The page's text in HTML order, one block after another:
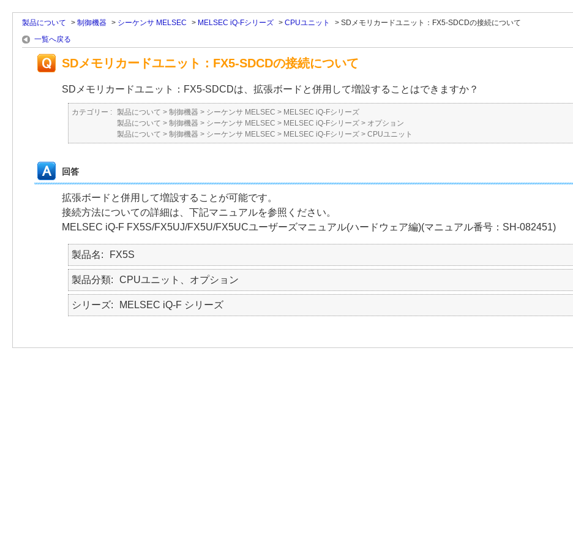
製品について > 制御機器 > シーケンサ MELSEC > MELSEC iQ-Fシリーズ > CPUユニット > SDメモリカードユニット：FX5-SDCDの接続について
一覧へ戻る
SDメモリカードユニット：FX5-SDCDの接続について
SDメモリカードユニット：FX5-SDCDは、拡張ボードと併用して増設することはできますか？
カテゴリー : 製品について > 制御機器 > シーケンサ MELSEC > MELSEC iQ-Fシリーズ
製品について > 制御機器 > シーケンサ MELSEC > MELSEC iQ-Fシリーズ > オプション
製品について > 制御機器 > シーケンサ MELSEC > MELSEC iQ-Fシリーズ > CPUユニット
回答
拡張ボードと併用して増設することが可能です。
接続方法についての詳細は、下記マニュアルを参照ください。
MELSEC iQ-F FX5S/FX5UJ/FX5U/FX5UCユーザーズマニュアル(ハードウェア編)(マニュアル番号：SH-082451)
製品名 FX5S
製品分類 CPUユニット、オプション
シリーズ MELSEC iQ-F シリーズ